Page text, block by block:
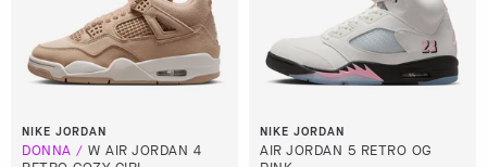
NIKE JORDAN
W AIR JORDAN 4
NIKE JORDAN
AIR JORDAN 5 RETRO OG